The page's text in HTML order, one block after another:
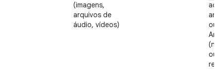
(imagens,
arquivos de
áudio, vídeos)
ou